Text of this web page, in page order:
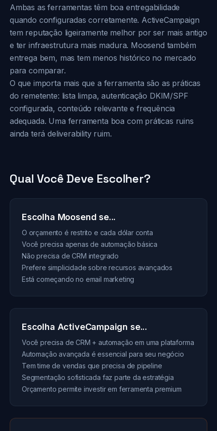
Ambas as ferramentas têm boa entregabilidade
quando configuradas corretamente. ActiveCampaign
tem reputação ligeiramente melhor por ser mais antigo
e ter infraestrutura mais madura. Moosend também
entrega bem, mas tem menos histórico no mercado
para comparar.
O que importa mais que a ferramenta são as práticas
do remetente: lista limpa, autenticação DKIM/SPF
configurada, conteúdo relevante e frequência
adequada. Uma ferramenta boa com práticas ruins
ainda terá deliverability ruim.
Qual Você Deve Escolher?
Escolha Moosend se...
O orçamento é restrito e cada dólar conta
Você precisa apenas de automação básica
Não precisa de CRM integrado
Prefere simplicidade sobre recursos avançados
Está começando no email marketing
Escolha ActiveCampaign se...
Você precisa de CRM + automação em uma plataforma
Automação avançada é essencial para seu negócio
Tem time de vendas que precisa de pipeline
Segmentação sofisticada faz parte da estratégia
Orçamento permite investir em ferramenta premium